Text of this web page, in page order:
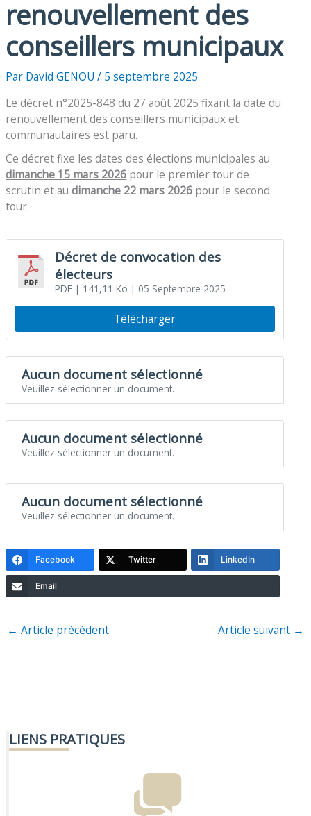
renouvellement des
conseillers municipaux
Par David GENOU/ 5 septembre 2025
Le décret n°2025-848 du 27 août 2025 fixant la date du
renouvellement des conseillers municipaux et
communautaires est paru.
Ce décret fixe les dates des élections municipales au
dimanche 15 mars 2026 pour le premier tour de
scrutin et audimanche 22 mars 2026 pour le second
tour.
Décret de convocation des
électeurs
PDF| 141,11 Ko | 05 Septembre 2025
Télécharger
Aucun document sélectionné
Veuillez sélectionner un document.
Aucun document sélectionné
Veuillez sélectionner un document.
Aucun document sélectionné
Veuillez sélectionner un document.
Facebook Twitter LinkedIn
Email
← Article précédent Article suivant →
LIENS PRATIQUES